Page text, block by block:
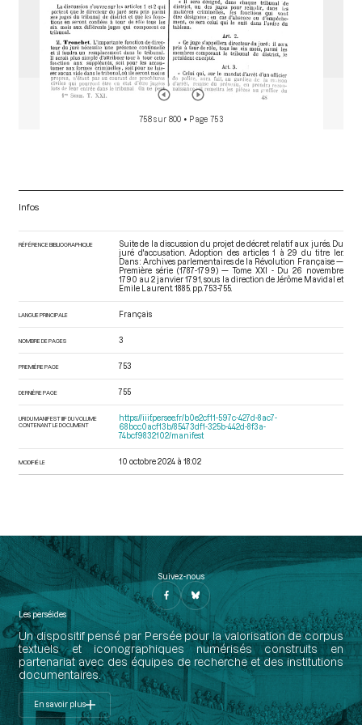
758 sur 800 • Page 753
Infos
RÉFÉRENCE BIBLIOGRAPHIQUE
Suite de la discussion du projet de décret relatif aux jurés. Du
juré d'accusation. Adoption des articles 1 à 29 du titre Ier.
Dans : Archives parlementaires de la Révolution Française —
Première série (1787-1799) — Tome XXI - Du 26 novembre
1790 au 2 janvier 1791 , sous la direction de Jérôme Mavidal et
Emile Laurent. 1885. pp. 753-755.
LANGUE PRINCIPALE Français
NOMBRE DE PAGES 3
PREMIÈRE PAGE 753
DERNIÈRE PAGE 755
URI DU MANIFEST IIIF DU VOLUME
CONTENANT LE DOCUMENT
https://iiif.persee.fr/b0e2cf11-597c-427d-8ac7-
68bcc0acf13b/85473df1-325b-442d-8f3a-
74bcf9832102/manifest
MODIFIÉ LE 10 octobre 2024 à 18:02
Suivez-nous
Les perséides
Un dispositif pensé par Persée pour la valorisation de corpus
textuels et iconographiques numérisés construits en
partenariat avec des équipes de recherche et des institutions
documentaires.
En savoir plus